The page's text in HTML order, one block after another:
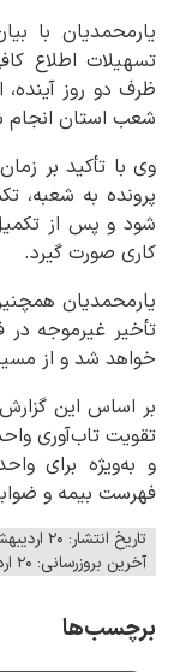
یارمحمدیان با
تسهیلات اطلاع
ظرف دو روز آینده،
شعب استان انجام
وی با تأکید بر
پرونده به شعبه،
کاری صورت گیرد.
یارمحمدیان
تأخیر غیرموجه در
خواهد شد و از
بر اساس این
تقویت تاب‌آوری
و به‌ویژه برای
فهرست بیمه و
تاریخ انتشار: ۲۰ اردیبهشت ۱۴۰۵ - ۱۰:۳۹
آخرین بروزرسانی: ۲۰ اردیبهشت ۱۴۰۵ - ۱۳:۴۱
برچسب‌ها